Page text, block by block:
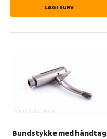
LÆG I KURV
Bundstykke med håndtag